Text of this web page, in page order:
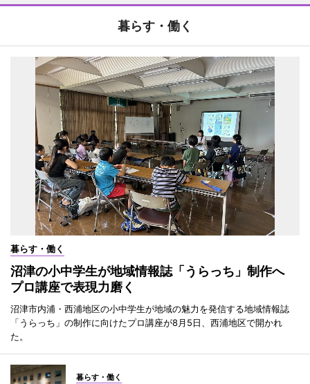
暮らす・働く
暮らす・働く
沼津の小中学生が地域情報誌「うらっち」制作へ
プロ講座で表現力磨く
沼津市内浦・西浦地区の小中学生が地域の魅力を発信する地域情報誌
「うらっち」の制作に向けたプロ講座が8月5日、西浦地区で開かれ
た。
暮らす・働く